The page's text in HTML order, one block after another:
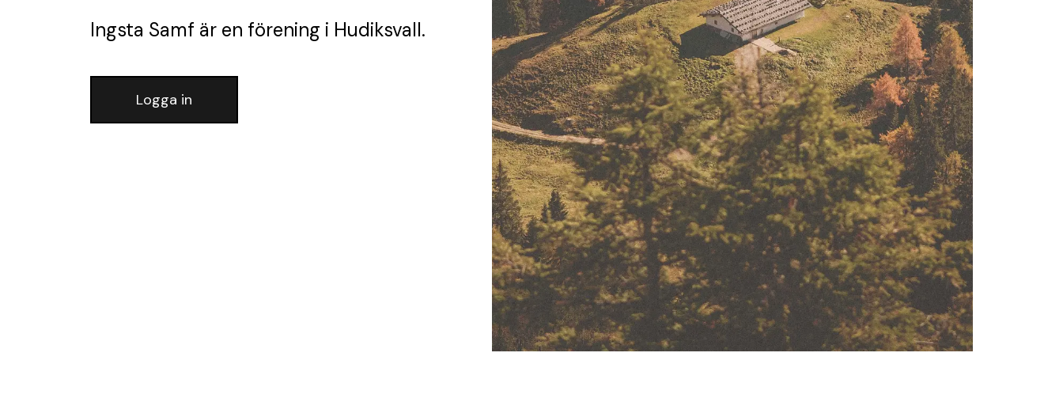
Ingsta Samf är en förening i Hudiksvall.
Logga in